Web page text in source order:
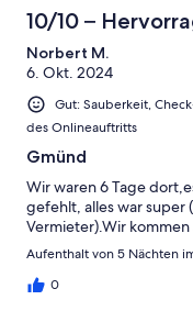
10/10 –
Norbert M.
6. Okt. 2024
Gut: Sauberkeit,
des Onlineauftritts
Gmünd
Wir waren 6 Tage
gefehlt, alles war super
Vermieter).Wir
Aufenthalt von 5 Nächten
0